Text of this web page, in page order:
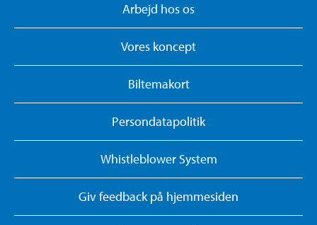
Arbejd hos os
Vores koncept
Biltemakort
Persondatapolitik
Whistleblower System
Giv feedback på hjemmesiden